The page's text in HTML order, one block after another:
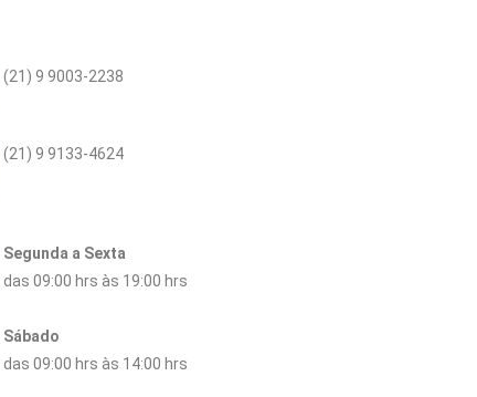
(21) 9 9003-2238
(21) 9 9133-4624
Segunda a Sexta
das 09:00 hrs às 19:00 hrs
Sábado
das 09:00 hrs às 14:00 hrs